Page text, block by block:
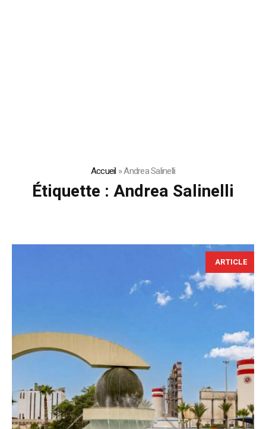
Accueil »Andrea Salinelli
Étiquette : Andrea Salinelli
ARTICLE